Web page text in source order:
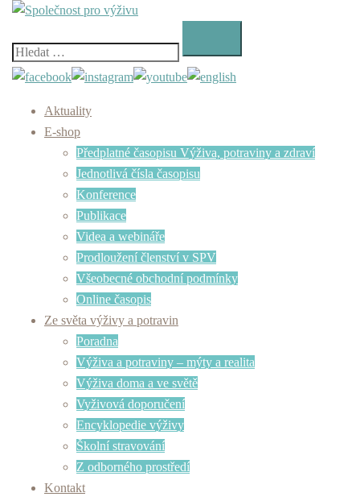
Skip
content
Vyhledávání
Aktuality
E-shop
Předplatné časopisu Výživa, potraviny a zdraví
Jednotlivá čísla časopisu
Konference
Publikace
Videa a webináře
Prodloužení členství v SPV
Všeobecné obchodní podmínky
Online časopis
Ze světa výživy a potravin
Poradna
Výživa a potraviny – mýty a realita
Výživa doma a ve světě
Vyživová doporučení
Encyklopedie výživy
Školní stravování
Z odborného prostředí
Kontakt